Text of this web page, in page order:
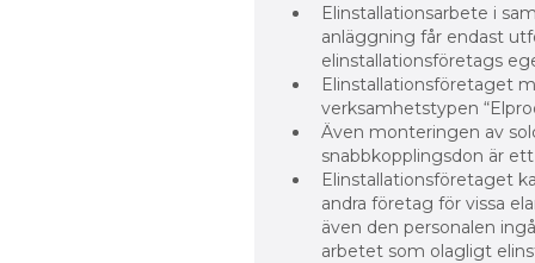
Elinstallationsarbete i
anläggning får endast
elinstallationsföretags
Elinstallationsföretaget
verksamhetstypen
Även monteringen av
snabbkopplingsdon är
Elinstallationsföretaget
andra företag för vissa
även den personalen
arbetet som olagligt